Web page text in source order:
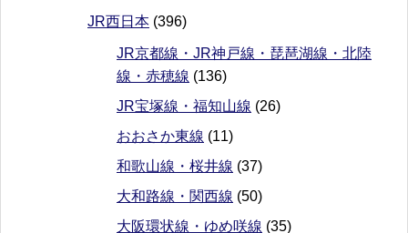
JR西日本 (396)
JR京都線・JR神戸線・琵琶湖線・北陸
線・赤穂線 (136)
JR宝塚線・福知山線 (26)
おおさか東線 (11)
和歌山線・桜井線 (37)
大和路線・関西線 (50)
大阪環状線・ゆめ咲線 (35)